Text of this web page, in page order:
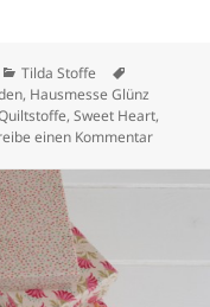
Kategorien
Tilda Stoffe
, Hausmesse Glünz
,Sweet Heart,
einen Kommentarzu